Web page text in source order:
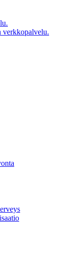
verkkopalvelu.